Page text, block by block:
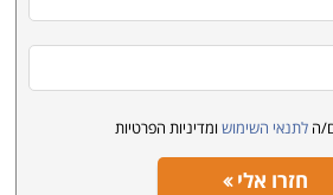
ה לתנאי השימוש ומדיניות הפרטיות
חזרו אלי